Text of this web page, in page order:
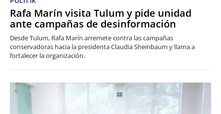
Rafa Marín visita Tulum y pide unidad
ante campañas de desinformación
Desde Tulum, Rafa Marín arremete contra las campañas
conservadoras hacia la presidenta Claudia Sheinbaum y llama a
fortalecer la organización.